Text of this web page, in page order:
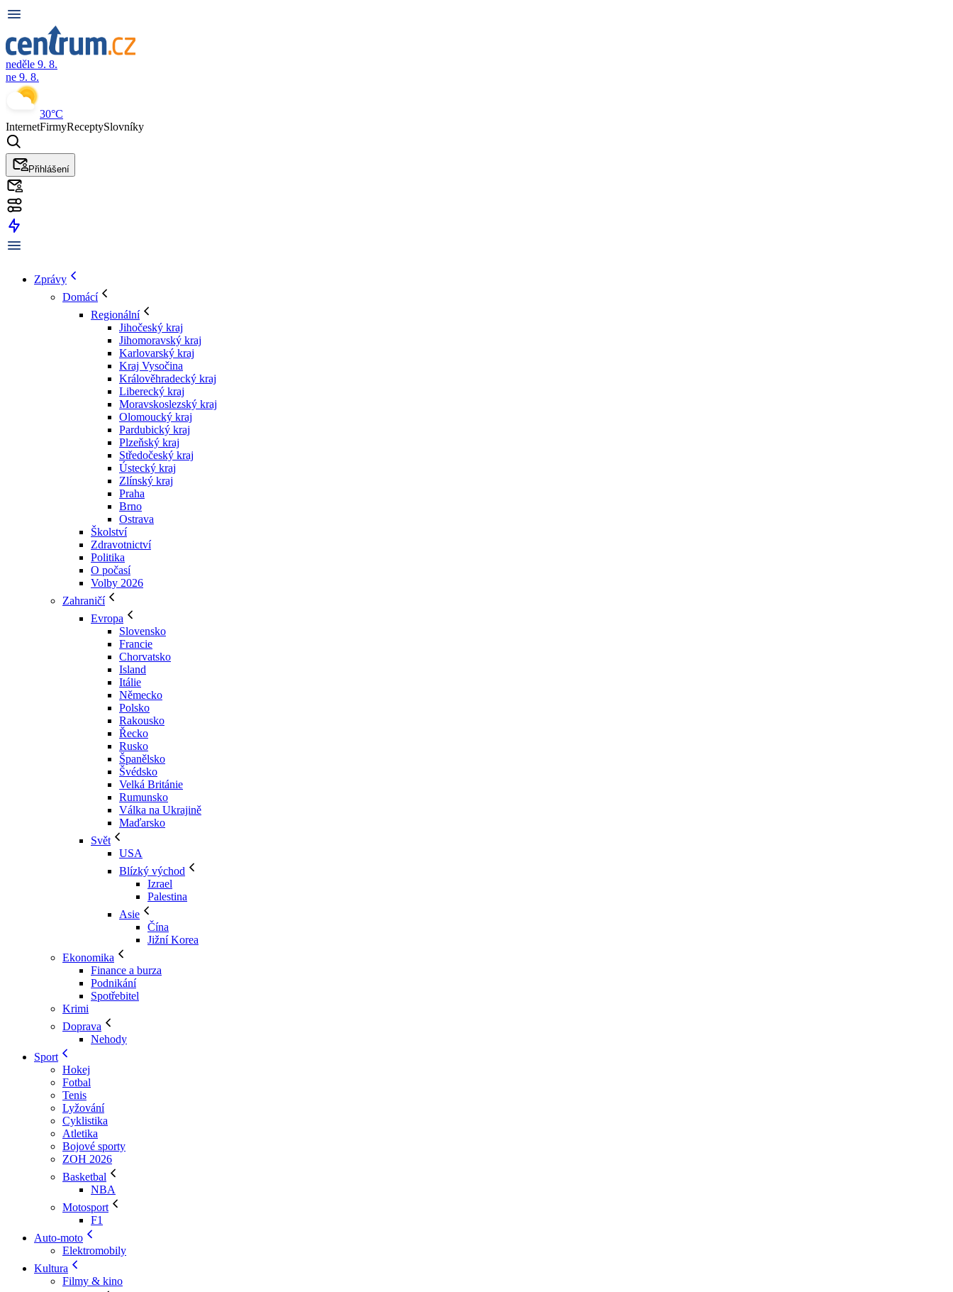
neděle 9. 8.
ne 9. 8.
30°C
InternetFirmyReceptySlovníky
Přihlášení
Zprávy
Domácí
Regionální
Jihočeský kraj
Jihomoravský kraj
Karlovarský kraj
Kraj Vysočina
Králověhradecký kraj
Liberecký kraj
Moravskoslezský kraj
Olomoucký kraj
Pardubický kraj
Plzeňský kraj
Středočeský kraj
Ústecký kraj
Zlínský kraj
Praha
Brno
Ostrava
Školství
Zdravotnictví
Politika
O počasí
Volby 2026
Zahraničí
Evropa
Slovensko
Francie
Chorvatsko
Island
Itálie
Německo
Polsko
Rakousko
Řecko
Rusko
Španělsko
Švédsko
Velká Británie
Rumunsko
Válka na Ukrajině
Maďarsko
Svět
USA
Blízký východ
Izrael
Palestina
Asie
Čína
Jižní Korea
Ekonomika
Finance a burza
Podnikání
Spotřebitel
Krimi
Doprava
Nehody
Sport
Hokej
Fotbal
Tenis
Lyžování
Cyklistika
Atletika
Bojové sporty
ZOH 2026
Basketbal
NBA
Motosport
F1
Auto-moto
Elektromobily
Kultura
Filmy & kino